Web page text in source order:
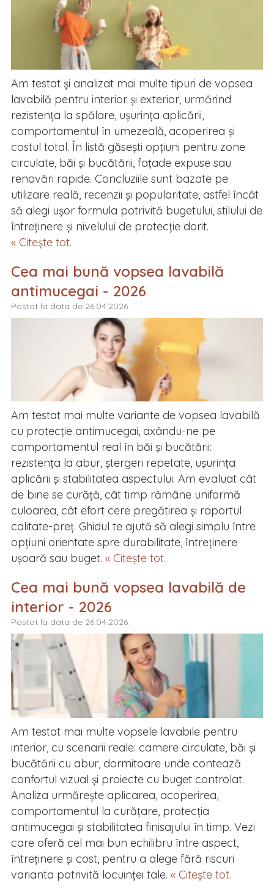
Am testat și analizat mai multe tipuri de vopsea
lavabilă pentru interior și exterior, urmărind
rezistența la spălare, ușurința aplicării,
comportamentul în umezeală, acoperirea și
costul total. În listă găsești opțiuni pentru zone
circulate, băi și bucătării, fațade expuse sau
renovări rapide. Concluziile sunt bazate pe
utilizare reală, recenzii și popularitate, astfel încât
să alegi ușor formula potrivită bugetului, stilului de
întreținere și nivelului de protecție dorit.
« Citește tot.
Cea mai bună vopsea lavabilă
antimucegai - 2026
Postat la data de 26.04.2026.
Am testat mai multe variante de vopsea lavabilă
cu protecție antimucegai, axându-ne pe
comportamentul real în băi și bucătării:
rezistența la abur, ștergeri repetate, ușurința
aplicării și stabilitatea aspectului. Am evaluat cât
de bine se curăță, cât timp rămâne uniformă
culoarea, cât efort cere pregătirea și raportul
calitate-preț. Ghidul te ajută să alegi simplu între
opțiuni orientate spre durabilitate, întreținere
ușoară sau buget. « Citește tot.
Cea mai bună vopsea lavabilă de
interior - 2026
Postat la data de 26.04.2026.
Am testat mai multe vopsele lavabile pentru
interior, cu scenarii reale: camere circulate, băi și
bucătării cu abur, dormitoare unde contează
confortul vizual și proiecte cu buget controlat.
Analiza urmărește aplicarea, acoperirea,
comportamentul la curățare, protecția
antimucegai și stabilitatea finisajului în timp. Vezi
care oferă cel mai bun echilibru între aspect,
întreținere și cost, pentru a alege fără riscuri
varianta potrivită locuinței tale. « Citește tot.